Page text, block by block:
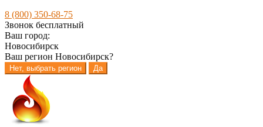
8 (800) 350-68-75
Звонок бесплатный
Ваш город:
Новосибирск
Ваш регион Новосибирск?
Нет, выбрать регион Да
Перейти
навигации
Перейти
содержимому